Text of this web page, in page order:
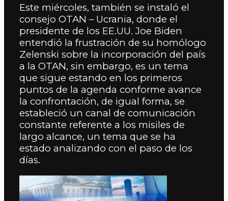
Este miércoles, también se instaló el
consejo OTAN – Ucrania, donde el
presidente de los EE.UU. Joe Biden
entendió la frustración de su homólogo
Zelenski sobre la incorporación del país
a la OTAN, sin embargo, es un tema
que sigue estando en los primeros
puntos de la agenda conforme avance
la confrontación, de igual forma, se
estableció un canal de comunicación
constante referente a los misiles de
largo alcance, un tema que se ha
estado analizando con el paso de los
días.